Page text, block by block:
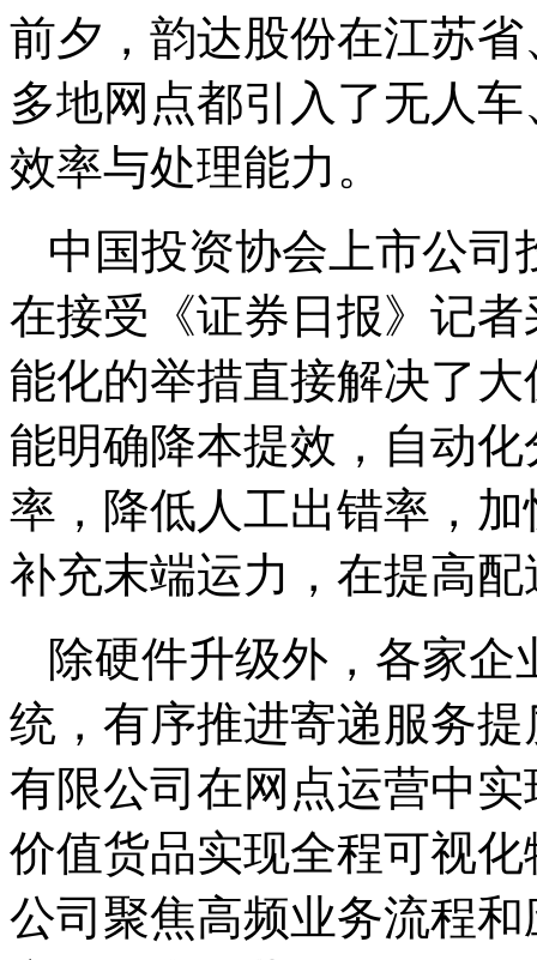
前夕，韵达股份在江苏
多地网点都引入了无人
效率与处理能力。
中国投资协会上市公
在接受《证券日报》记
能化的举措直接解决了
能明确降本提效，自动
率，降低人工出错率，
补充末端运力，在提高
除硬件升级外，各家
统，有序推进寄递服务
有限公司在网点运营中
价值货品实现全程可视
公司聚焦高频业务流程